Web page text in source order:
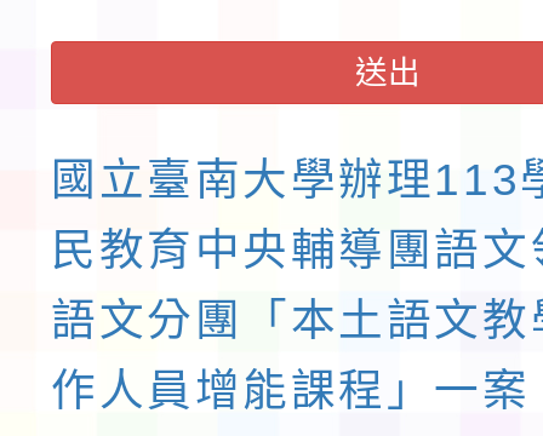
送出
國立臺南大學辦理113
民教育中央輔導團語
語文分團「本土語文
作人員增能課程」一案